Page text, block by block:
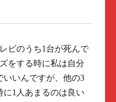
ビのうち1台が死んで
をする時に私は自分
いいんですが、他の3
に1人あまるのは良い